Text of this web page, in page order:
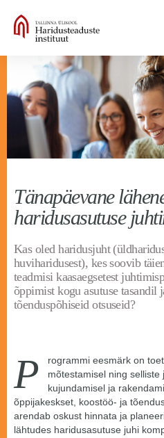
Tänapäevane
haridusasutuse
Kas oled haridusjuht
huviharidusest), kes soovib
teadmisi kaasaegsetest
õppimist kogu asutuse tasandil
tõenduspõhiseid otsuseid?
P
rogrammi eesmärk on
mõtestamisel ning selliste
kujundamisel ja
õppijakeskset, koostöö- ja
arendab oskust hinnata ja
lähtudes haridusasutuse juhi